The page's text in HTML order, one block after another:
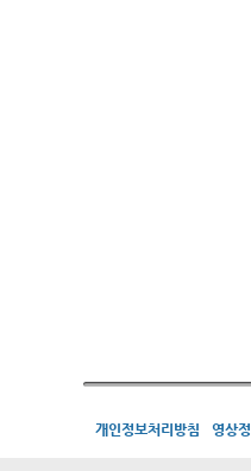
개인정보처리방침 영상